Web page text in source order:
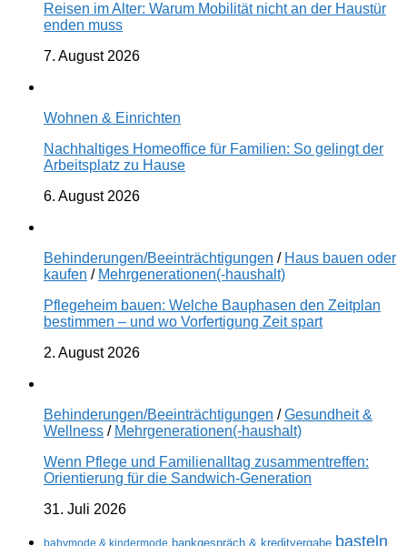
Reisen im Alter: Warum Mobilität nicht an der Haustür
enden muss
7. August 2026
Wohnen & Einrichten
Nachhaltiges Homeoffice für Familien: So gelingt der
Arbeitsplatz zu Hause
6. August 2026
Behinderungen/Beeinträchtigungen / Haus bauen oder
kaufen / Mehrgenerationen(-haushalt)
Pflegeheim bauen: Welche Bauphasen den Zeitplan
bestimmen – und wo Vorfertigung Zeit spart
2. August 2026
Behinderungen/Beeinträchtigungen /Gesundheit &
Wellness / Mehrgenerationen(-haushalt)
Wenn Pflege und Familienalltag zusammentreffen:
Orientierung für die Sandwich-Generation
31. Juli 2026
babymode & kindermode bankgespräch & kreditvergabe basteln